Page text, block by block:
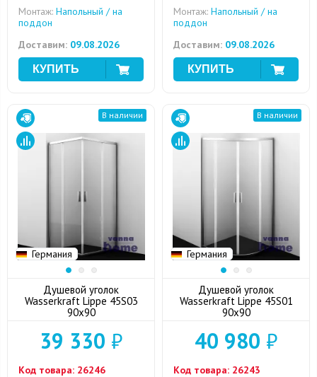
Монтаж: Напольный / на
поддон
Доставим: 09.08.2026
Монтаж: Напольный / на
поддон
Доставим: 09.08.2026
Германия
В наличии
Душевой уголок
Wasserkraft Lippe 45S03
90x90
39 330 ₽
Код товара: 26246
Германия
В наличии
Душевой уголок
Wasserkraft Lippe 45S01
90x90
40 980 ₽
Код товара: 26243